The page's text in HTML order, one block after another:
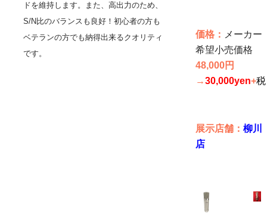
ドを維持します。また、高出力のため、
S/N比のバランスも良好！初心者の方も
ベテランの方でも納得出来るクオリティ
です。
価格： メーカー
希望小売価格
48,000円
→30,000yen+税
展示店舗： 柳川
店